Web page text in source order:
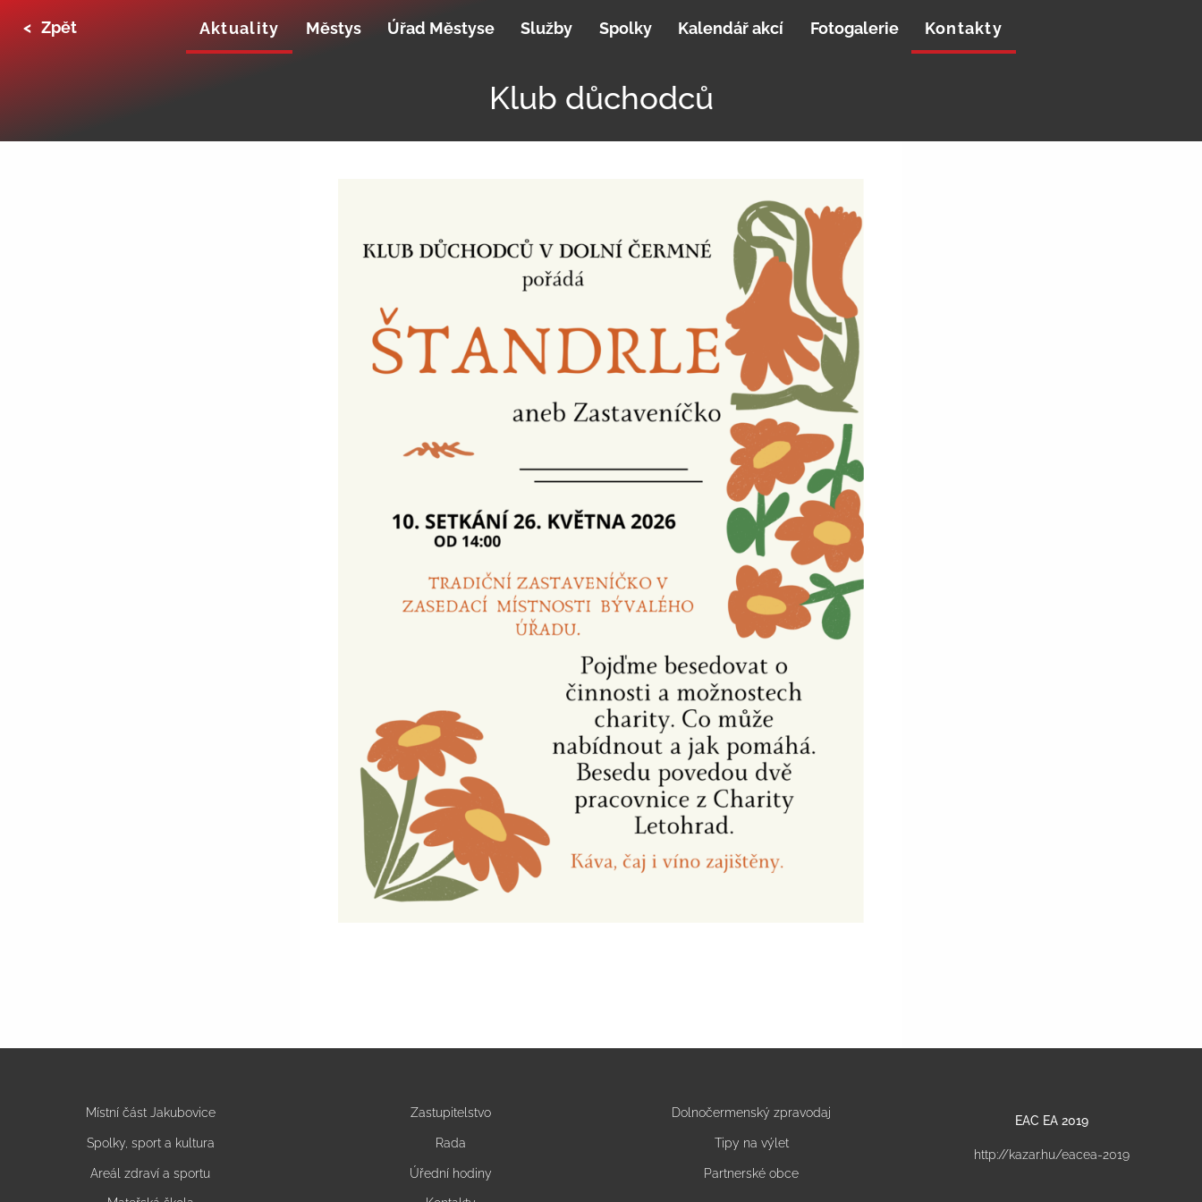
< Zpět Aktuality Městys Úřad Městyse Služby Spolky Kalendář akcí Fotogalerie Kontakty
Klub důchodců
Místní část Jakubovice
Spolky, sport a kultura
Areál zdraví a sportu
Zastupitelstvo
Rada
Úřední hodiny
Dolnočermenský zpravodaj
Tipy na výlet
Partnerské obce
EAC EA 2019
http://kazar.hu/eacea-2019